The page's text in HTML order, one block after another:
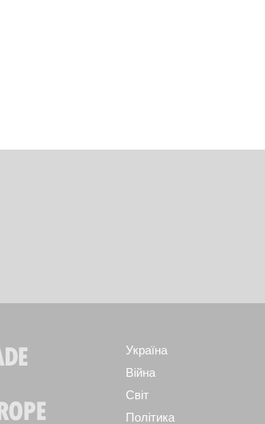
Україна
Війна
Світ
Політика